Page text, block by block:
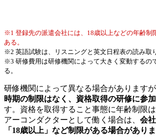
※1 登録先の派遣会社には、18歳以上などの年齢制
ある。
※2 英語試験は、リスニングと英文日程表の読み取
※3 研修費用は研修機関によって大きく変動するの
る。
研修機関によって異なる場合がありますが
時期の制限はなく、資格取得の研修に参
す。資格を取得すること事態に年齢制限
アーコンダクターとして働く場合は、 会
「18歳以上」など制限がある場合がありま